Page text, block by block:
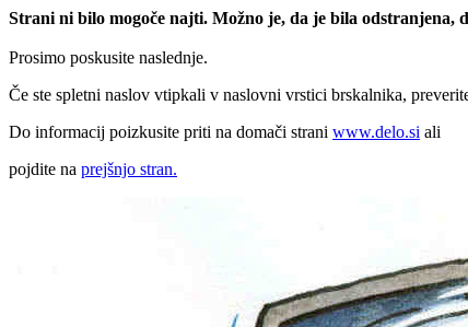
Strani ni bilo mogoče najti. Možno je, da je bila odstranjena,
Prosimo poskusite naslednje.
Če ste spletni naslov vtipkali v naslovni vrstici brskalnika,
Do informacij poizkusite priti na domači strani www.delo.si ali
pojdite na prejšnjo stran.